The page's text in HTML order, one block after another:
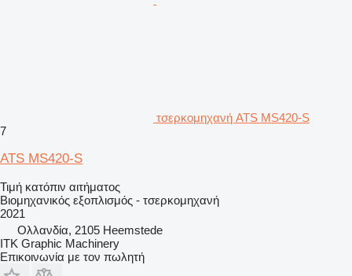
τσερκομηχανή ATS MS420-S
7
ATS MS420-S
Τιμή κατόπιν αιτήματος
Βιομηχανικός εξοπλισμός - τσερκομηχανή
2021
Ολλανδία, 2105 Heemstede
ITK Graphic Machinery
Επικοινωνία με τον πωλητή